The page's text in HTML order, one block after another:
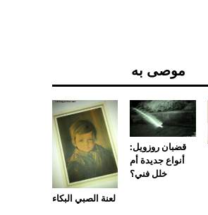
موصى به
لعنة الصبي البكاء
قضبان روزويل:
أنواع جديدة أم
خلل فني؟